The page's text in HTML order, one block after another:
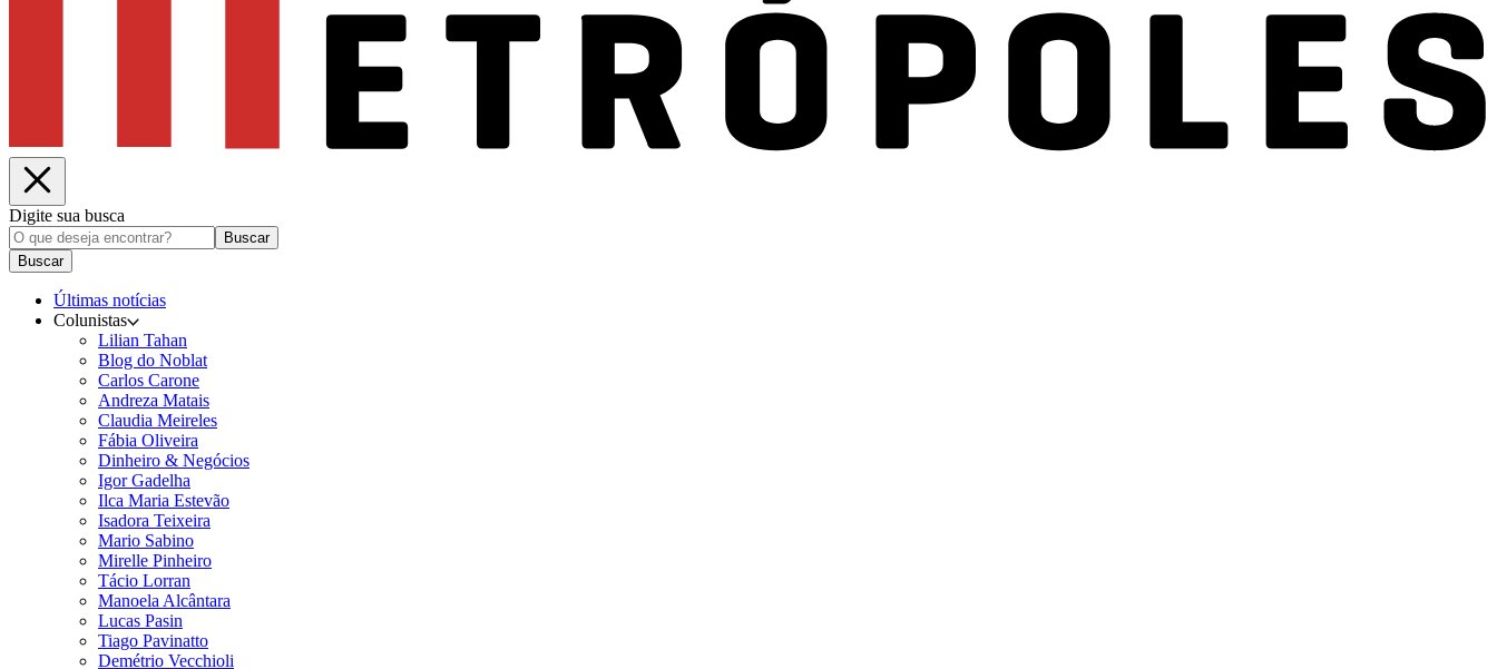
Digite sua busca
Buscar
Buscar
Últimas notícias
Colunistas
Lilian Tahan
Blog do Noblat
Carlos Carone
Andreza Matais
Claudia Meireles
Fábia Oliveira
Dinheiro & Negócios
Igor Gadelha
Ilca Maria Estevão
Isadora Teixeira
Mario Sabino
Mirelle Pinheiro
Tácio Lorran
Manoela Alcântara
Lucas Pasin
Tiago Pavinatto
Demétrio Vecchioli